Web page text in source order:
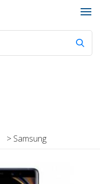
> Samsung